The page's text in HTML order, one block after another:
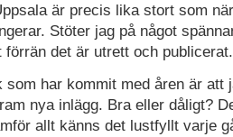
är precis lika stort som
Stöter jag på något
förrän det är utrett och publicerat.
som har kommit med åren är att
nya inlägg. Bra eller dåligt?
allt känns det lustfyllt varje